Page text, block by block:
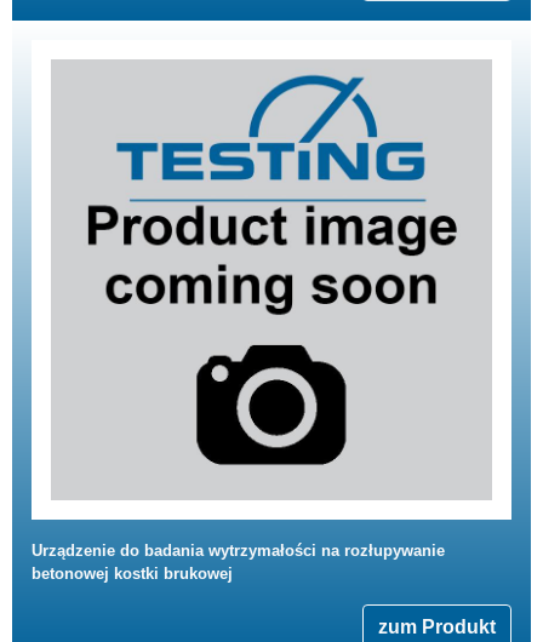
Urządzenie do badania wytrzymałości na rozłupywanie
betonowej kostki brukowej
zum Produkt